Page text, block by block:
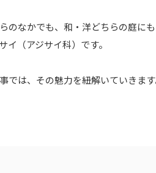
のなかでも、和・洋どちらの庭に
イ（アジサイ科）です。
では、その魅力を紐解いていきます